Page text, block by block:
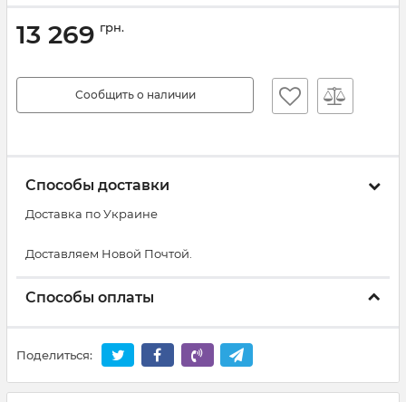
13 269 грн.
Сообщить о наличии
Способы доставки
Доставка по Украине
Доставляем Новой Почтой.
Способы оплаты
Поделиться: